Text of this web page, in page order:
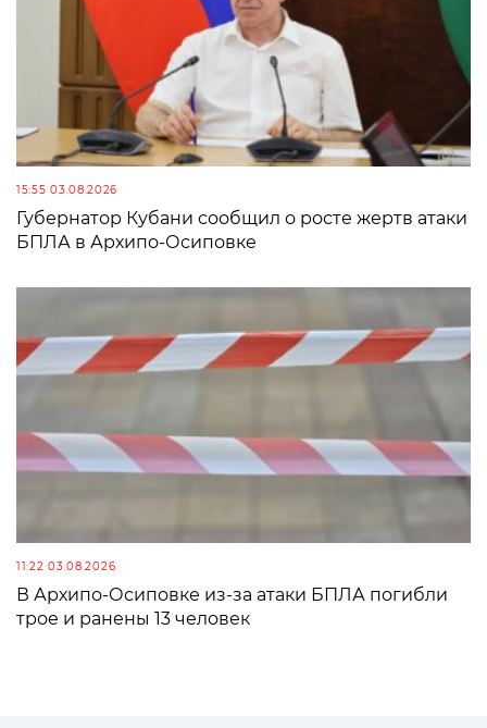
15:55 03.08.2026
Губернатор Кубани сообщил о росте жертв атаки
БПЛА в Архипо-Осиповке
11:22 03.08.2026
В Архипо-Осиповке из-за атаки БПЛА погибли
трое и ранены 13 человек